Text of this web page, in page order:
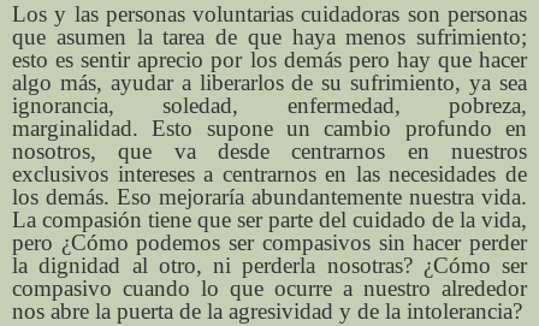
Los y las personas voluntarias cuidadoras son personas
que asumen la tarea de que haya menos sufrimiento;
esto es sentir aprecio por los demás pero hay que hacer
algo más, ayudar a liberarlos de su sufrimiento, ya sea
ignorancia, soledad, enfermedad, pobreza,
marginalidad. Esto supone un cambio profundo en
nosotros, que va desde centrarnos en nuestros
exclusivos intereses a centrarnos en las necesidades de
los demás. Eso mejoraría abundantemente nuestra vida.
La compasión tiene que ser parte del cuidado de la vida,
pero ¿Cómo podemos ser compasivos sin hacer perder
la dignidad al otro, ni perderla nosotras? ¿Cómo ser
compasivo cuando lo que ocurre a nuestro alrededor
nos abre la puerta de la agresividad y de la intolerancia?